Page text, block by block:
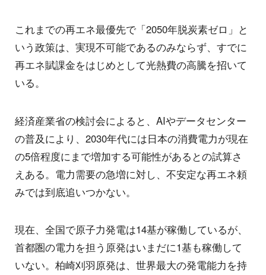
これまでの再エネ最優先で「2050年脱炭素ゼロ」と
いう政策は、実現不可能であるのみならず、すでに
再エネ賦課金をはじめとして光熱費の高騰を招いて
いる。
経済産業省の検討会によると、AIやデータセンター
の普及により、2030年代には日本の消費電力が現在
の5倍程度にまで増加する可能性があるとの試算さ
えある。電力需要の急増に対し、不安定な再エネ頼
みでは到底追いつかない。
現在、全国で原子力発電は14基が稼働しているが、
首都圏の電力を担う原発はいまだに1基も稼働して
いない。柏崎刈羽原発は、世界最大の発電能力を持